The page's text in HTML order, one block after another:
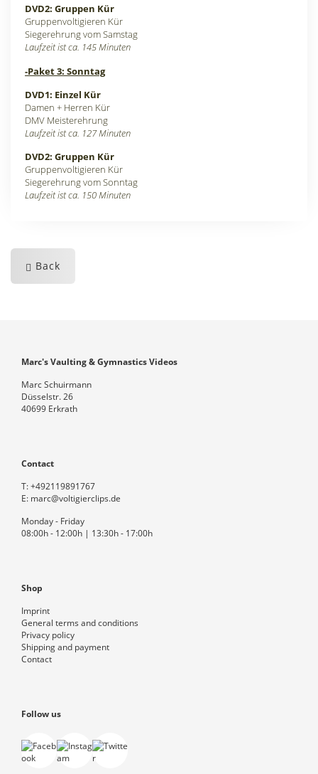
DVD2: Gruppen Kür
Gruppenvoltigieren Kür
Siegerehrung vom Samstag
Laufzeit ist ca. 145 Minuten
-Paket 3: Sonntag
DVD1: Einzel Kür
Damen + Herren Kür
DMV Meisterehrung
Laufzeit ist ca. 127 Minuten
DVD2: Gruppen Kür
Gruppenvoltigieren Kür
Siegerehrung vom Sonntag
Laufzeit ist ca. 150 Minuten
Back
Marc's Vaulting & Gymnastics Videos
Marc Schuirmann
Düsselstr. 26
40699 Erkrath
Contact
T:+492119891767
E: marc@voltigierclips.de
Monday - Friday
08:00h - 12:00h | 13:30h - 17:00h
Shop
Imprint
General terms and conditions
Privacy policy
Shipping and payment
Contact
Follow us